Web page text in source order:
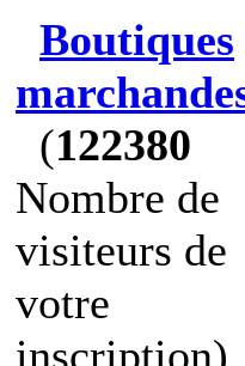
Boutiques
(122380
Nombre de
visiteurs de
votre
inscription)